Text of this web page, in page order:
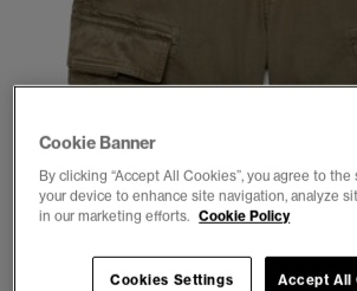
1 2 3 4 5
Cookie Banner
By clicking “Accept All Cookies”, you agree to
your device to enhance site navigation, analyze
in our marketing efforts. Cookie Policy
Cookies Settings Accept All